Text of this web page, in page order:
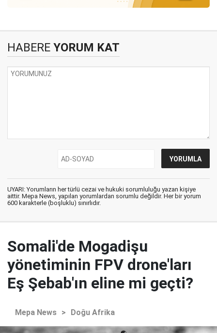
HABERE YORUM KAT
UYARI: Yorumların her türlü cezai ve hukuki sorumluluğu yazan kişiye
aittir. Mepa News, yapılan yorumlardan sorumlu değildir. Her bir yorum
600 karakterle (boşluklu) sınırlıdır.
Somali'de Mogadişu
yönetiminin FPV drone'ları
Eş Şebab'ın eline mi geçti?
Mepa News > Doğu Afrika